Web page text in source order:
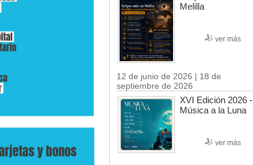
Melilla
ver más
12 de junio de 2026 | 18 de
septiembre de 2026
XVI Edición 2026 -
Música a la Luna
ver más